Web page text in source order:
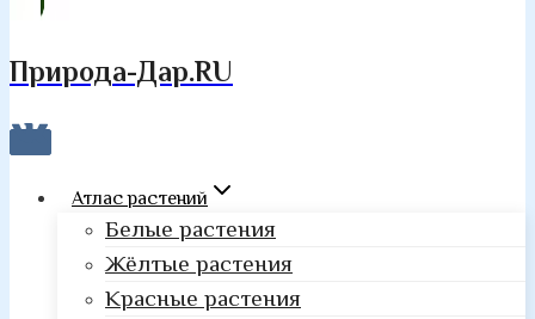
Природа-Дар.RU
Атлас растений
Белые растения
Жёлтые растения
Красные растения